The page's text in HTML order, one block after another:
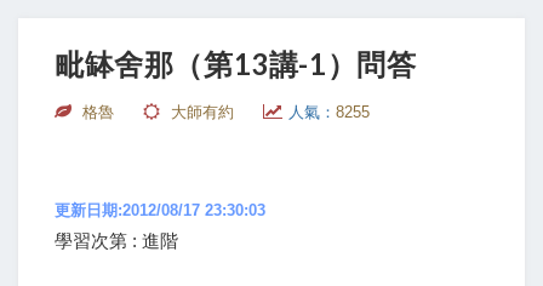
毗缽舍那（第13講-1）問答
格魯 大師有約 人氣： 8255
更新日期:2012/08/17 23:30:03
學習次第 : 進階